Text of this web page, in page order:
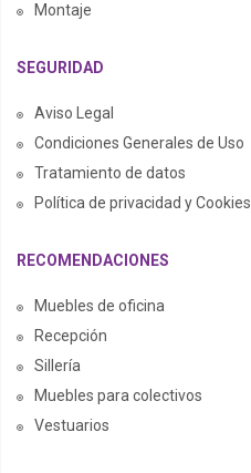
Montaje
SEGURIDAD
Aviso Legal
Condiciones Generales de Uso
Tratamiento de datos
Política de privacidad y Cookies
RECOMENDACIONES
Muebles de oficina
Recepción
Sillería
Muebles para colectivos
Vestuarios